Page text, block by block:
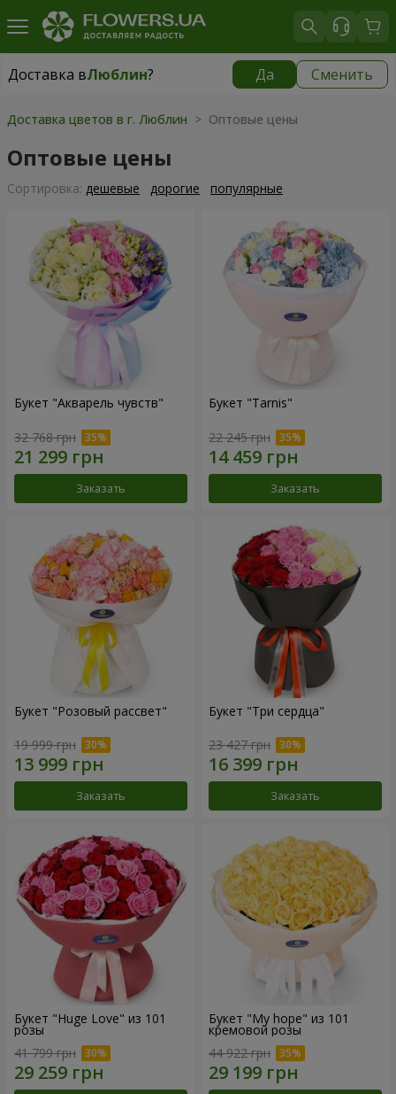
Доставка вЛюблин? Да Сменить
Доставка вЛюблин|
Доставка цветов в г. Люблин > Оптовые цены
Оптовые цены
Cортировка: дешевые дорогие популярные
Букет "Акварель чувств"
32 768 грн
Заказать
Букет "Tarnis"
22 245 грн
Заказать
Букет "Розовый рассвет"
19 999 грн
Заказать
Букет "Три сердца"
23 427 грн
Заказать
Букет "Huge Love" из 101
розы
41 799 грн
Букет "My hope" из 101
кремовой розы
44 922 грн